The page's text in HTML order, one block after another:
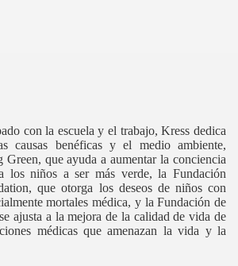
con la escuela y el trabajo, Kress dedica
causas benéficas y el medio ambiente,
que ayuda a aumentar la conciencia
los niños a ser más verde, la Fundación
que otorga los deseos de niños con
mortales médica, y la Fundación de
ajusta a la mejora de la calidad de vida de
médicas que amenazan la vida y la